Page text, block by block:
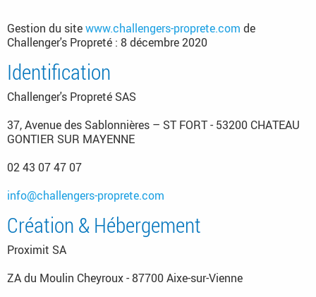
Gestion du sitewww.challengers-proprete.com de
Challenger's Propreté : 8 décembre 2020
Identification
Challenger's Propreté SAS
37, Avenue des Sablonnières – ST FORT - 53200 CHATEAU
GONTIER SUR MAYENNE
02 43 07 47 07
info@challengers-proprete.com
Création & Hébergement
Proximit SA
ZA du Moulin Cheyroux- 87700 Aixe-sur-Vienne